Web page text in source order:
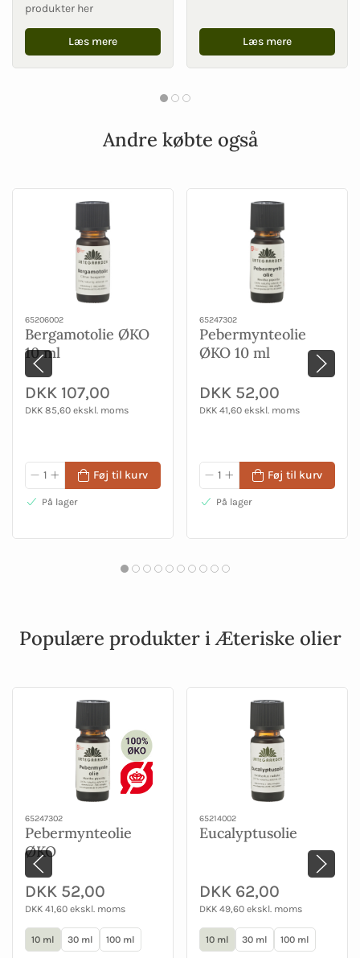
produkter her
Læs mere Læs mere
Andre købte også
65206002
Bergamotolie ØKO
10 ml
DKK 107,00
DKK 85,60 ekskl. moms
Føj til kurv
På lager
65247302
Pebermynteolie
ØKO 10 ml
DKK 52,00
DKK 41,60 ekskl. moms
Føj til kurv
På lager
Populære produkter i Æteriske olier
65247302
Pebermynteolie
ØKO
DKK 52,00
DKK 41,60 ekskl. moms
10 ml 30 ml 100 ml
65214002
Eucalyptusolie
DKK 62,00
DKK 49,60 ekskl. moms
10 ml 30 ml 100 ml